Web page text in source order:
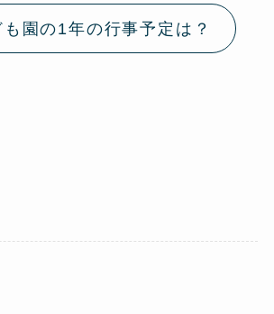
園の1年の行事予定は？